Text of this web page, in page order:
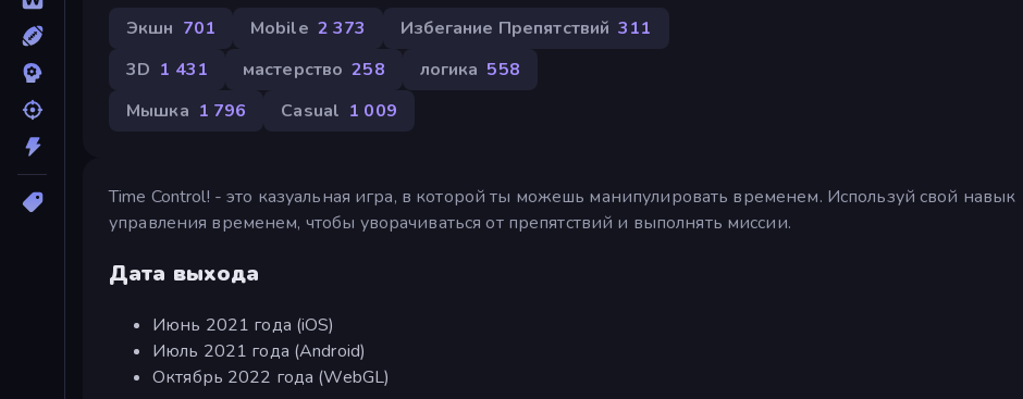
Экшн 701 Mobile 2 373 Избегание Препятствий 311
3D 1 431 мастерство 258 логика 558
Мышка 1 796 Casual 1 009
Time Control! - это казуальная игра, в которой ты можешь манипулировать временем. Используй свой навык
управления временем, чтобы уворачиваться от препятствий и выполнять миссии.
Дата выхода
Июнь 2021 года (iOS)
Июль 2021 года (Android)
Октябрь 2022 года (WebGL)